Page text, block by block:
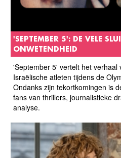
'SEPTEMBER 5': DE VELE
ONWETENDHEID
'September 5' vertelt het verhaal
Israëlische atleten tijdens de
Ondanks zijn tekortkomingen is
fans van thrillers, journalistieke
analyse.